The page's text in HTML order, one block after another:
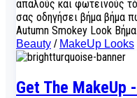
απαλούς και φωτεινούς
σας οδηγήσει βήμα βήμα
Autumn Smokey Look
Beauty / MakeUp Looks
Get The MakeUp